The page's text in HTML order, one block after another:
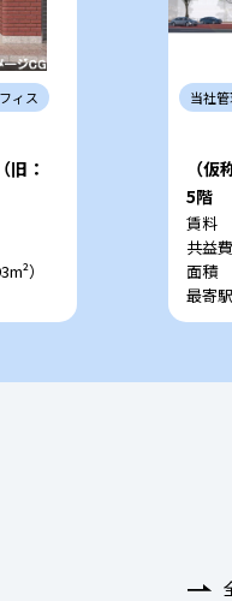
ィス
旧：
）
当社
（
5階
賃料
共益費
面積
最寄駅